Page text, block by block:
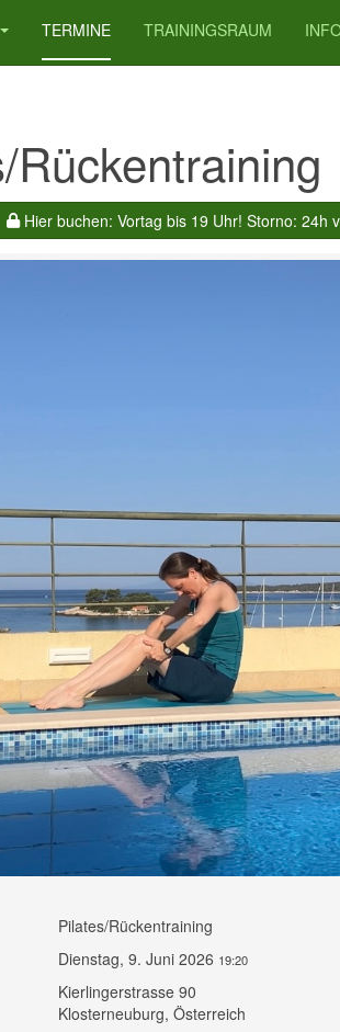
TERMINE TRAININGSRAUM
Rückentraining
Hier buchen: Vortag bis 19 Uhr! Storno: 24h
Pilates/Rückentraining
Dienstag, 9. Juni 2026 19:20
Kierlingerstrasse 90
Klosterneuburg, Österreich